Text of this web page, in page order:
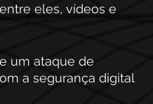
eles, vídeos e
um ataque de
a segurança digital